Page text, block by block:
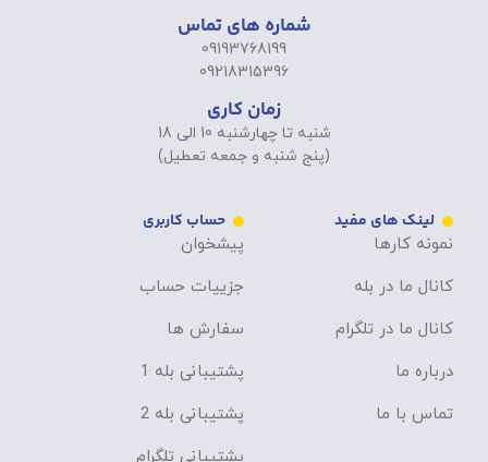
شماره های تماس
09193768199
09218315396
زمان کاری
شنبه تا چهارشنبه 10 الی 18
(پنج شنبه و جمعه تعطیل)
لینک های مفید
نمونه کارها
کانال ما در بله
کانال ما در تلگرام
درباره ما
تماس با ما
حساب کاربری
پیشخوان
جزییات حساب
سفارش ها
پشتیبانی بله 1
پشتیبانی بله 2
پشتیبانی تلگرام